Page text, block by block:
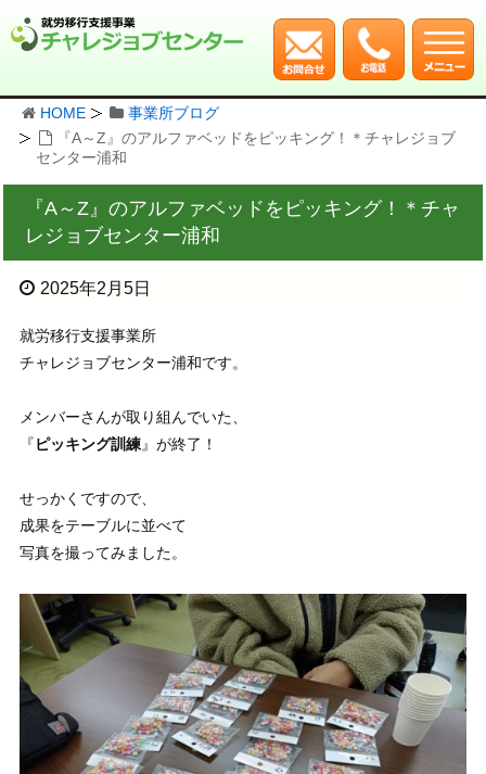
HOME
事業所ブログ
『A～Z』のアルファベッドをピッキング！＊チャレジョブ
センター浦和
『A～Z』のアルファベッドをピッキング！＊チャ
レジョブセンター浦和
2025年2月5日
就労移行支援事業所
チャレジョブセンター浦和です。
メンバーさんが取り組んでいた、
『ピッキング訓練』が終了！
せっかくですので、
成果をテーブルに並べて
写真を撮ってみました。